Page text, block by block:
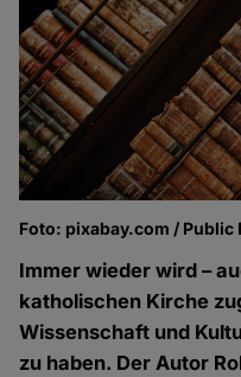
Foto: pixabay.com / Public
Immer wieder wird –
katholischen Kirche
Wissenschaft und
zu haben. Der Autor